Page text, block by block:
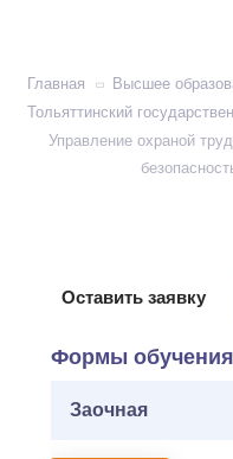
Главная
Высшее
Тольяттинский
Управление охраной
Оставить заявку
Формы
Заочная